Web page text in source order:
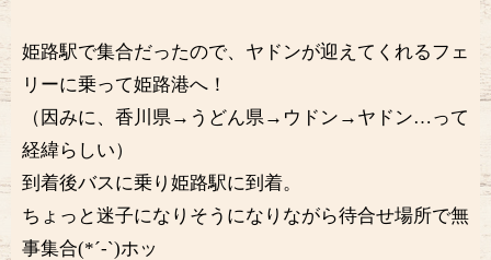
姫路駅で集合だったので、ヤドンが迎えてくれるフェ
リーに乗って姫路港へ！
（因みに、香川県→うどん県→ウドン→ヤドン…って
経緯らしい）
到着後バスに乗り姫路駅に到着。
ちょっと迷子になりそうになりながら待合せ場所で無
事集合(*´-`)ホッ